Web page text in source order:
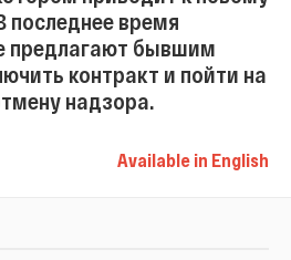
последнее время
предлагают бывшим
контракт и пойти на
надзора.
Available in English